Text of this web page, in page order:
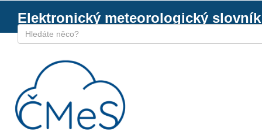
Elektronický meteorologický slovník